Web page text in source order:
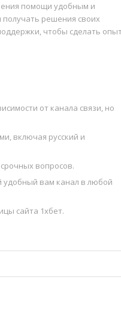
помощи удобным и
решения своих
чтобы сделать опыт
от канала связи, но
включая русский и
вопросов.
удобный вам канал в любой
сайта 1хбет.